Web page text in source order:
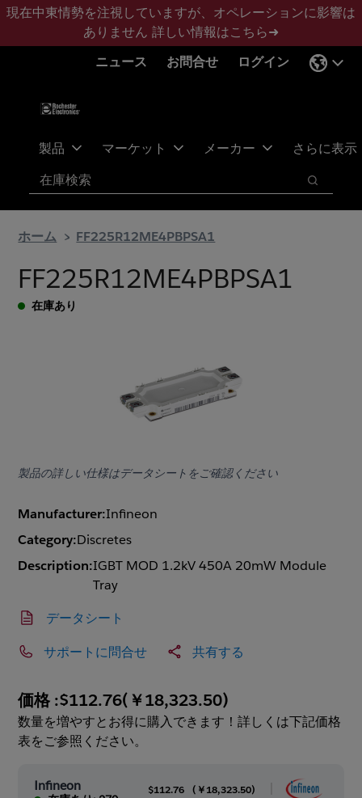
メ
ン
フ
タ
現在中東情勢を注視していますが、オペレーションに影響は
ありません 詳しい情報はこちら➜
ニュース
お問合せ ログイン
製品 マーケット メーカー さらに表示
検索
検索
ホーム FF225R12ME4PBPSA1
FF225R12ME4PBPSA1
在庫あり
製品の詳しい仕様はデータシートをご確認ください
Manufacturer:Infineon
Category:Discretes
Description:IGBT MOD 1.2kV 450A 20mW Module
Tray
データシート
サポートに問合せ 共有する
価格 :$112.76(￥18,323.50)
数量を増やすとお得に購入できます！詳しくは下記価格
表をご参照ください。
Infineon $112.76 ( ￥18,323.50)